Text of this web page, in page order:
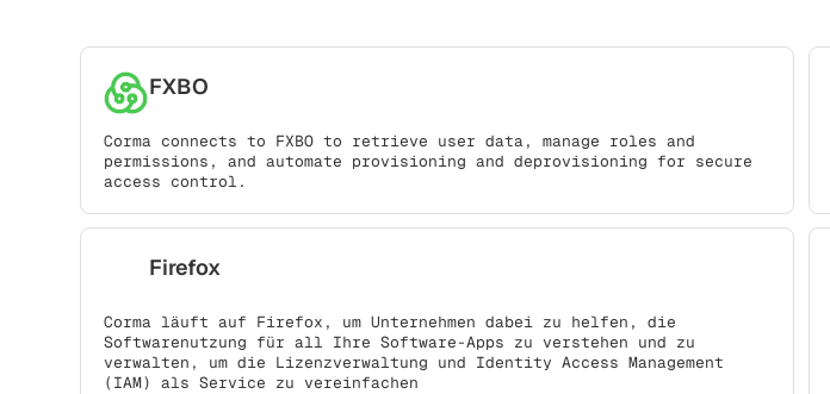
FXBO
Corma connects to FXBO to retrieve user data, manage roles and
permissions, and automate provisioning and deprovisioning for secure
access control.
Firefox
Corma läuft auf Firefox, um Unternehmen dabei zu helfen, die
Softwarenutzung für all Ihre Software-Apps zu verstehen und zu
verwalten, um die Lizenzverwaltung und Identity Access Management
(IAM) als Service zu vereinfachen